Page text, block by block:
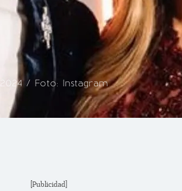
/ Foto: Instagram
[Publicidad]